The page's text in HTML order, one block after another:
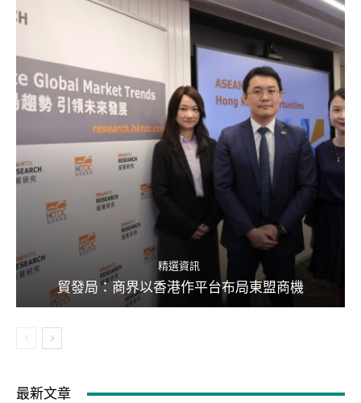
精選資訊
貿發局：商界以香港作平台布局東盟商機
最新文章